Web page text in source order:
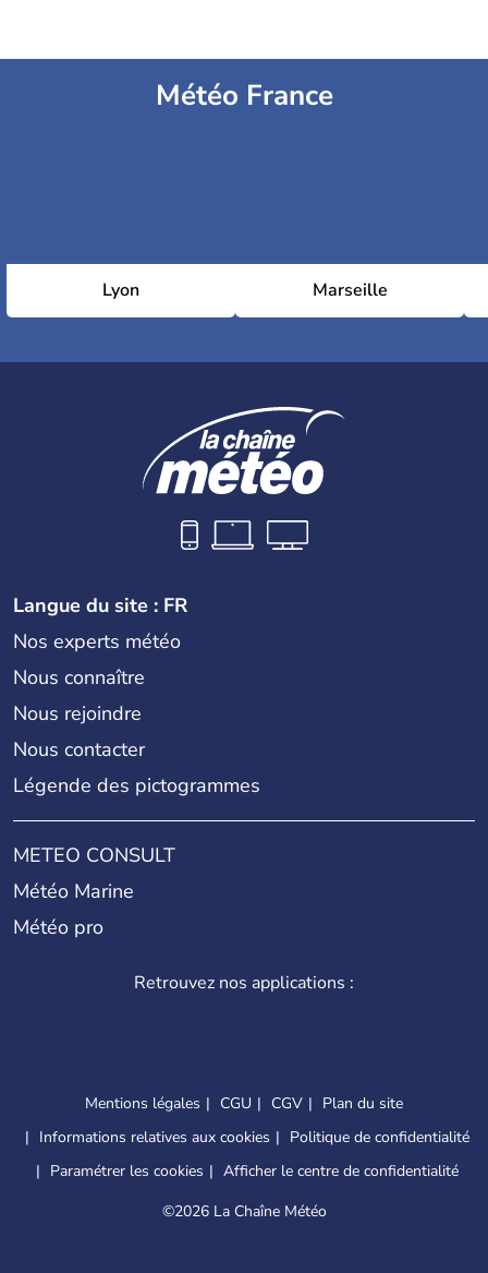
Météo France
Lyon Marseille
Langue du site : FR
Nos experts météo
Nous connaître
Nous rejoindre
Nous contacter
Légende des pictogrammes
METEO CONSULT
Météo Marine
Météo pro
Retrouvez nos applications :
Mentions légales CGU CGV
Plan du site
Informations relatives aux cookies
Politique de confidentialité
Paramétrer les cookies
Afficher le centre de confidentialité
©2026 La Chaîne Météo